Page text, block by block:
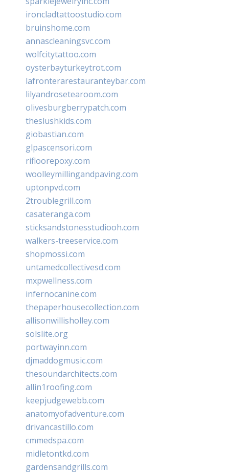
ironcladtattoostudio.com
bruinshome.com
annascleaningsvc.com
wolfcitytattoo.com
oysterbayturkeytrot.com
lafronterarestauranteybar.com
lilyandrosetearoom.com
olivesburgberrypatch.com
theslushkids.com
giobastian.com
glpascensori.com
rifloorepoxy.com
woolleymillingandpaving.com
uptonpvd.com
2troublegrill.com
casateranga.com
sticksandstonesstudiooh.com
walkers-treeservice.com
shopmossi.com
untamedcollectivesd.com
mxpwellness.com
infernocanine.com
thepaperhousecollection.com
allisonwillisholley.com
solslite.org
portwayinn.com
djmaddogmusic.com
thesoundarchitects.com
allin1roofing.com
keepjudgewebb.com
anatomyofadventure.com
drivancastillo.com
cmmedspa.com
midletontkd.com
gardensandgrills.com